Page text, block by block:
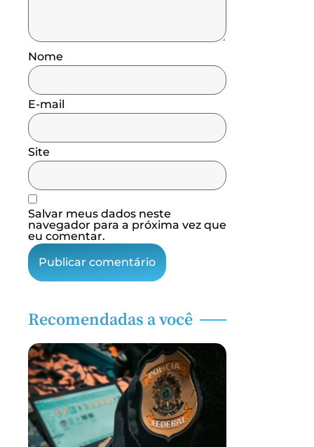
Nome
E-mail
Site
Salvar meus dados neste
navegador para a próxima vez que
eu comentar.
Recomendadas a você